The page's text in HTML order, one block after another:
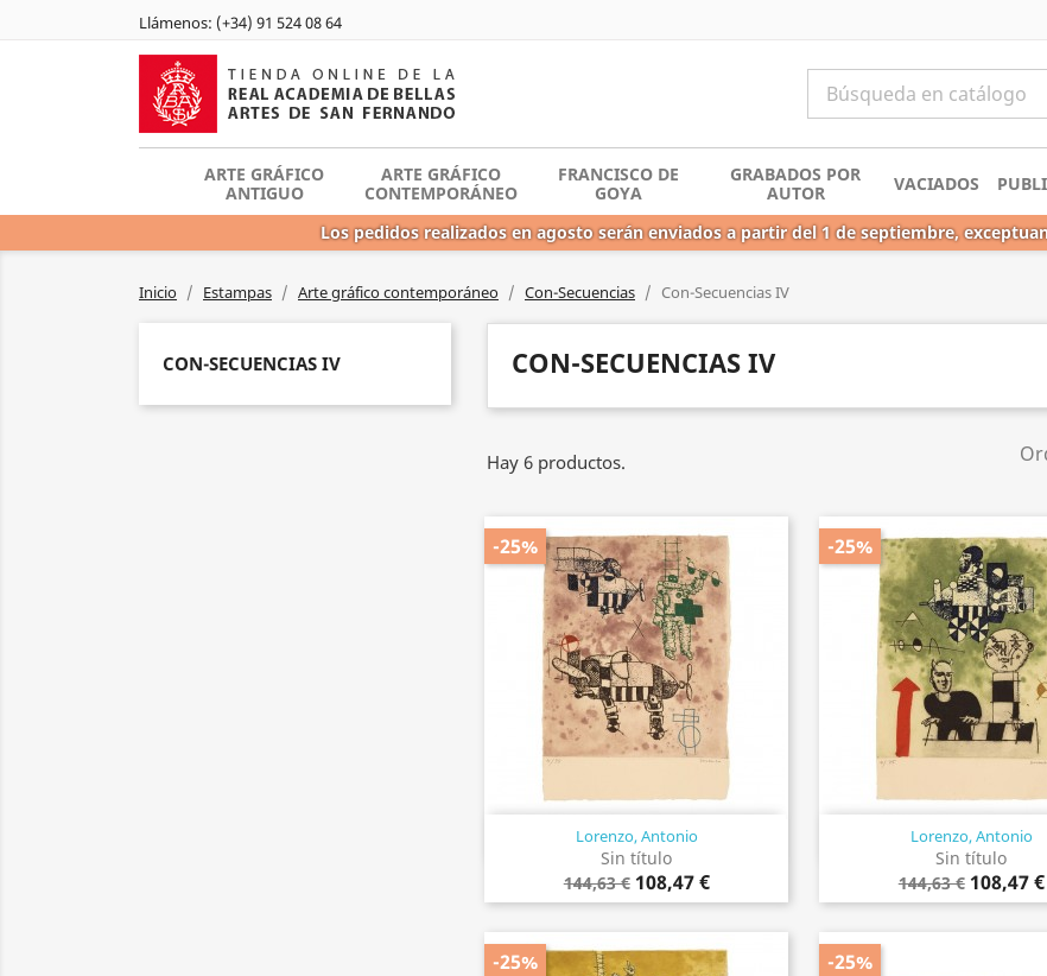
Llámenos: (+34) 91 524 08 64
ARTE GRÁFICO
ANTIGUO
ARTE GRÁFICO
CONTEMPORÁNEO
FRANCISCO DE
GOYA
GRABADOS POR
AUTOR
VACIADOS
Los pedidos realizados en agosto serán enviados a partir del 1 de septiembre,
Inicio Estampas Arte gráfico contemporáneo Con-Secuencias Con-Secuencias IV
CON-SECUENCIAS IV CON-SECUENCIAS IV
Hay 6 productos.
Lorenzo, Antonio
Sin título
144,63 € 108,47 €
-25%
Vista rápida Lorenzo, Antonio
Sin título
144,63 € 108,47 €
-25%
Vista rápida
-25% -25%